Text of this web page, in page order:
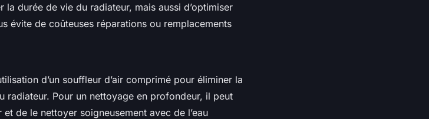
durée de vie du radiateur, mais aussi d’optimiser
évite de coûteuses réparations ou remplacements
d’un souffleur d’air comprimé pour éliminer la
radiateur. Pour un nettoyage en profondeur, il peut
de le nettoyer soigneusement avec de l’eau